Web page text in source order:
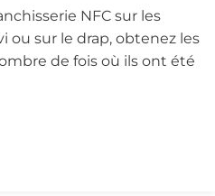
NFC sur les
ou sur le drap, obtenez les
de fois où ils ont été